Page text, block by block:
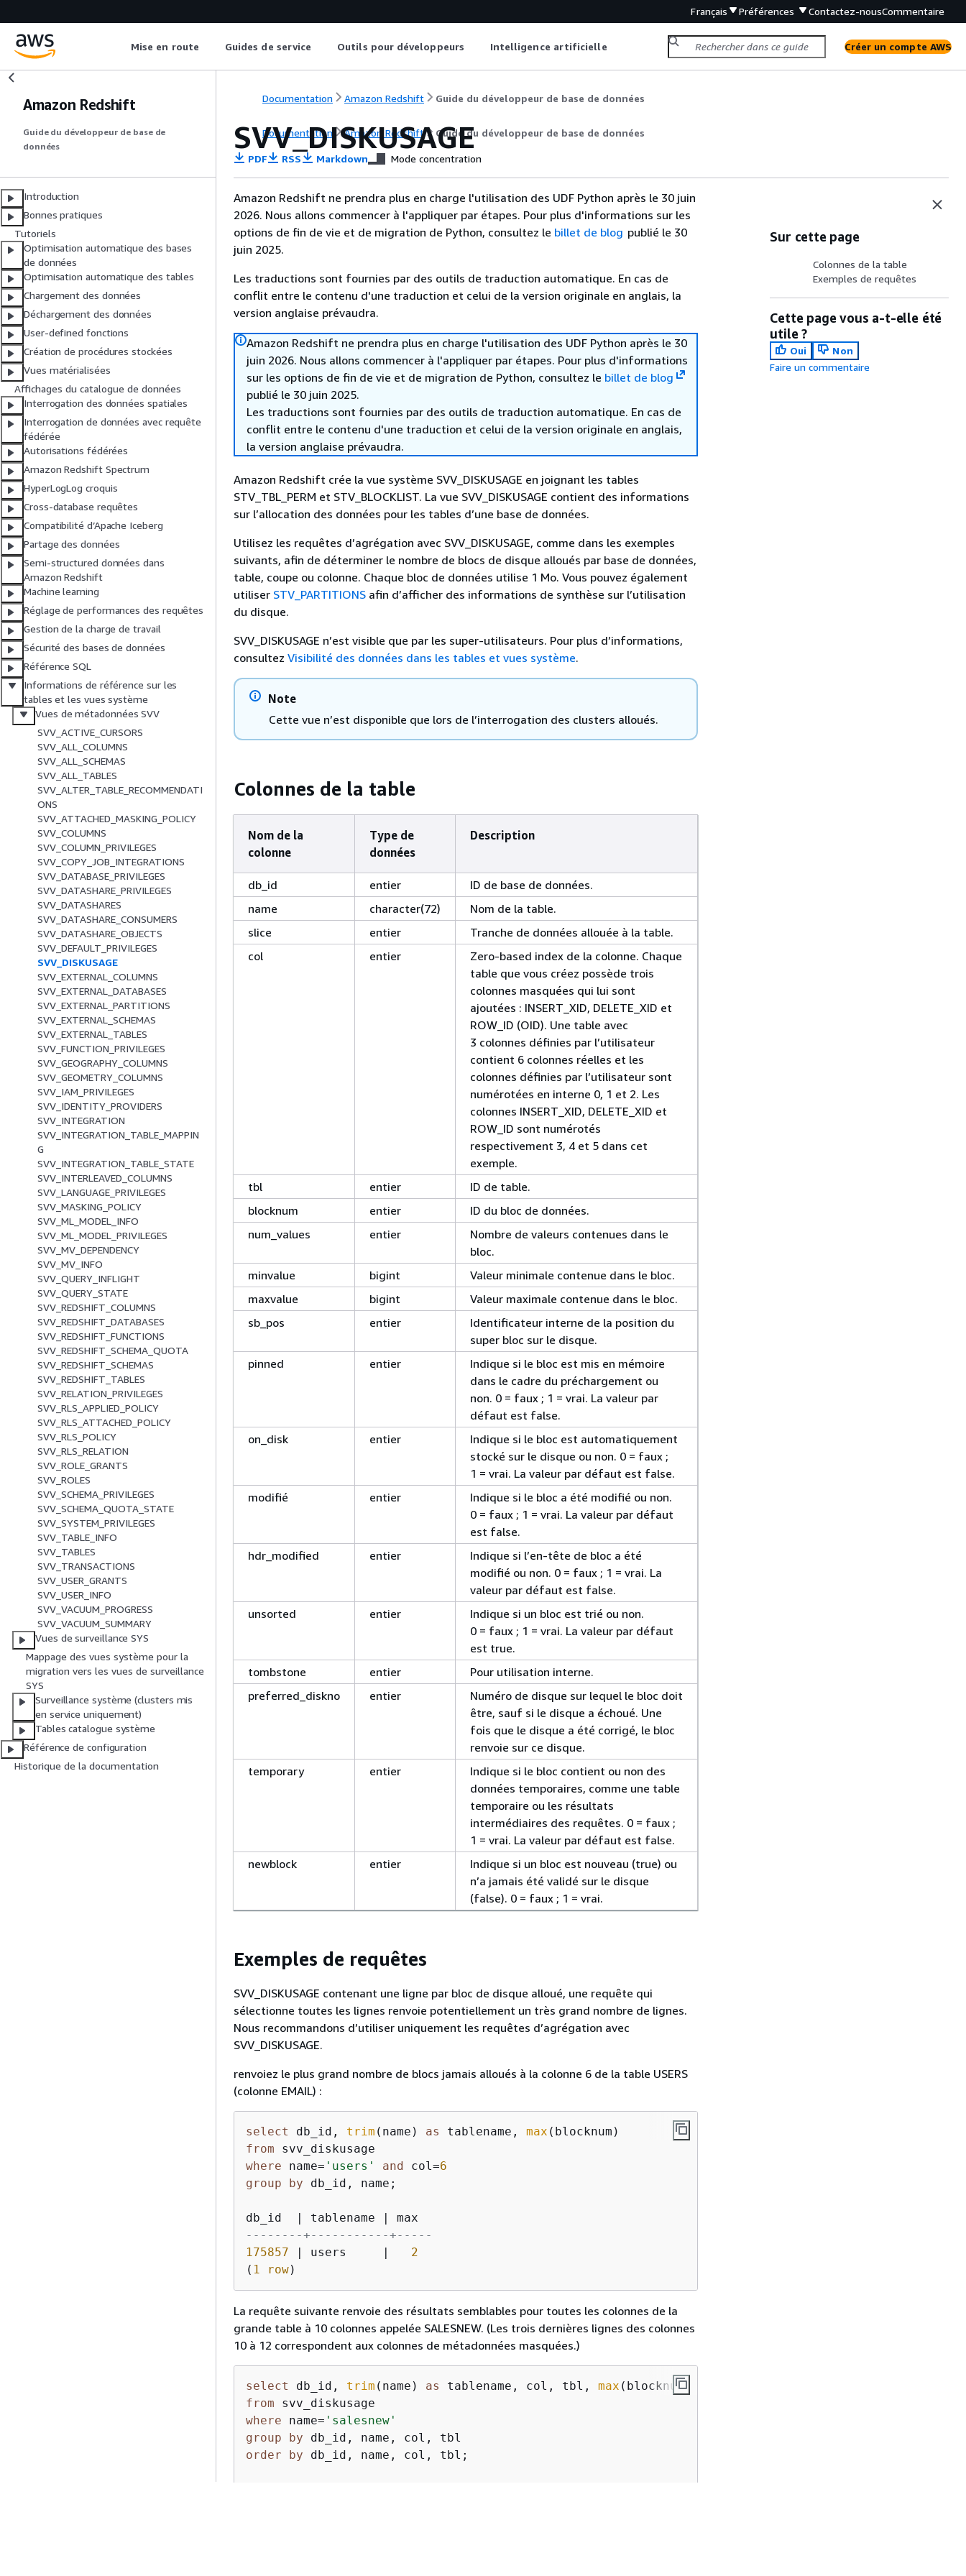
Français Préférences Contactez-nousCommentaire
Mise en route Guides de service Outils pour développeurs Intelligence artificielle Créer un compte AWS
Amazon Redshift
Guide du développeur de base de
données
Introduction
Bonnes pratiques
Tutoriels
Optimisation automatique des bases
de données
Optimisation automatique des tables
Chargement des données
Déchargement des données
User-defined fonctions
Création de procédures stockées
Vues matérialisées
Affichages du catalogue de données
Interrogation des données spatiales
Interrogation de données avec requête
fédérée
Autorisations fédérées
Amazon Redshift Spectrum
HyperLogLog croquis
Cross-database requêtes
Compatibilité d’Apache Iceberg
Partage des données
Semi-structured données dans
Amazon Redshift
Machine learning
Réglage de performances des requêtes
Gestion de la charge de travail
Sécurité des bases de données
Référence SQL
Informations de référence sur les
tables et les vues système
Vues de métadonnées SVV
SVV_ACTIVE_CURSORS
SVV_ALL_COLUMNS
SVV_ALL_SCHEMAS
SVV_ALL_TABLES
SVV_ALTER_TABLE_RECOMMENDATI
ONS
SVV_ATTACHED_MASKING_POLICY
SVV_COLUMNS
SVV_COLUMN_PRIVILEGES
SVV_COPY_JOB_INTEGRATIONS
SVV_DATABASE_PRIVILEGES
SVV_DATASHARE_PRIVILEGES
SVV_DATASHARES
SVV_DATASHARE_CONSUMERS
SVV_DATASHARE_OBJECTS
SVV_DEFAULT_PRIVILEGES
SVV_DISKUSAGE
SVV_EXTERNAL_COLUMNS
SVV_EXTERNAL_DATABASES
SVV_EXTERNAL_PARTITIONS
SVV_EXTERNAL_SCHEMAS
SVV_EXTERNAL_TABLES
SVV_FUNCTION_PRIVILEGES
SVV_GEOGRAPHY_COLUMNS
SVV_GEOMETRY_COLUMNS
SVV_IAM_PRIVILEGES
SVV_IDENTITY_PROVIDERS
SVV_INTEGRATION
SVV_INTEGRATION_TABLE_MAPPIN
G
SVV_INTEGRATION_TABLE_STATE
SVV_INTERLEAVED_COLUMNS
SVV_LANGUAGE_PRIVILEGES
SVV_MASKING_POLICY
SVV_ML_MODEL_INFO
SVV_ML_MODEL_PRIVILEGES
SVV_MV_DEPENDENCY
SVV_MV_INFO
SVV_QUERY_INFLIGHT
SVV_QUERY_STATE
SVV_REDSHIFT_COLUMNS
SVV_REDSHIFT_DATABASES
SVV_REDSHIFT_FUNCTIONS
SVV_REDSHIFT_SCHEMA_QUOTA
SVV_REDSHIFT_SCHEMAS
SVV_REDSHIFT_TABLES
SVV_RELATION_PRIVILEGES
SVV_RLS_APPLIED_POLICY
SVV_RLS_ATTACHED_POLICY
SVV_RLS_POLICY
SVV_RLS_RELATION
SVV_ROLE_GRANTS
SVV_ROLES
SVV_SCHEMA_PRIVILEGES
SVV_SCHEMA_QUOTA_STATE
SVV_SYSTEM_PRIVILEGES
SVV_TABLE_INFO
SVV_TABLES
SVV_TRANSACTIONS
SVV_USER_GRANTS
SVV_USER_INFO
SVV_VACUUM_PROGRESS
SVV_VACUUM_SUMMARY
Vues de surveillance SYS
Mappage des vues système pour la
migration vers les vues de surveillance
SYS
Surveillance système (clusters mis
en service uniquement)
Tables catalogue système
Référence de configuration
Historique de la documentation
Documentation Amazon Redshift Guide du développeur de base de données
Documentation Amazon Redshift Guide du développeur de base de données
SVV_DISKUSAGE
PDF RSS Markdown Mode concentration
Amazon Redshift ne prendra plus en charge l'utilisation des UDF Python après le 30 juin
2026. Nous allons commencer à l'appliquer par étapes. Pour plus d'informations sur les
options de fin de vie et de migration de Python, consultez le billet de blog publié le 30
juin 2025.
Les traductions sont fournies par des outils de traduction automatique. En cas de
conflit entre le contenu d'une traduction et celui de la version originale en anglais, la
version anglaise prévaudra.
Amazon Redshift ne prendra plus en charge l'utilisation des UDF Python après le 30
juin 2026. Nous allons commencer à l'appliquer par étapes. Pour plus d'informations
sur les options de fin de vie et de migration de Python, consultez le billet de blog
publié le 30 juin 2025.
Les traductions sont fournies par des outils de traduction automatique. En cas de
conflit entre le contenu d'une traduction et celui de la version originale en anglais,
la version anglaise prévaudra.
Amazon Redshift crée la vue système SVV_DISKUSAGE en joignant les tables
STV_TBL_PERM et STV_BLOCKLIST. La vue SVV_DISKUSAGE contient des informations
sur l’allocation des données pour les tables d’une base de données.
Utilisez les requêtes d’agrégation avec SVV_DISKUSAGE, comme dans les exemples
suivants, afin de déterminer le nombre de blocs de disque alloués par base de données,
table, coupe ou colonne. Chaque bloc de données utilise 1 Mo. Vous pouvez également
utiliser STV_PARTITIONS afin d’afficher des informations de synthèse sur l’utilisation
du disque.
SVV_DISKUSAGE n’est visible que par les super-utilisateurs. Pour plus d’informations,
consultez Visibilité des données dans les tables et vues système.
Note
Cette vue n’est disponible que lors de l’interrogation des clusters alloués.
Colonnes de la table
Nom de la
colonne
Type de
données
Description
db_id entier
ID de base de données.
name
character(72)
Nom de la table.
slice
entier
Tranche de données allouée à la table.
col
entier
Zero-based index de la colonne. Chaque
table que vous créez possède trois
colonnes masquées qui lui sont
ajoutées : INSERT_XID, DELETE_XID et
ROW_ID (OID). Une table avec
3 colonnes définies par l’utilisateur
contient 6 colonnes réelles et les
colonnes définies par l’utilisateur sont
numérotées en interne 0, 1 et 2. Les
colonnes INSERT_XID, DELETE_XID et
ROW_ID sont numérotés
respectivement 3, 4 et 5 dans cet
exemple.
tbl
entier
ID de table.
blocknum
entier
ID du bloc de données.
num_values
entier
Nombre de valeurs contenues dans le
bloc.
minvalue
bigint
Valeur minimale contenue dans le bloc.
maxvalue
bigint
Valeur maximale contenue dans le bloc.
sb_pos
entier
Identificateur interne de la position du
super bloc sur le disque.
pinned
entier
Indique si le bloc est mis en mémoire
dans le cadre du préchargement ou
non. 0 = faux ; 1 = vrai. La valeur par
défaut est false.
on_disk
entier
Indique si le bloc est automatiquement
stocké sur le disque ou non. 0 = faux ;
1 = vrai. La valeur par défaut est false.
modifié
entier
Indique si le bloc a été modifié ou non.
0 = faux ; 1 = vrai. La valeur par défaut
est false.
hdr_modified
entier
Indique si l’en-tête de bloc a été
modifié ou non. 0 = faux ; 1 = vrai. La
valeur par défaut est false.
unsorted
entier
Indique si un bloc est trié ou non.
0 = faux ; 1 = vrai. La valeur par défaut
est true.
tombstone
entier
Pour utilisation interne.
preferred_diskno
entier
Numéro de disque sur lequel le bloc doit
être, sauf si le disque a échoué. Une
fois que le disque a été corrigé, le bloc
renvoie sur ce disque.
temporary
entier
Indique si le bloc contient ou non des
données temporaires, comme une table
temporaire ou les résultats
intermédiaires des requêtes. 0 = faux ;
1 = vrai. La valeur par défaut est false.
newblock
entier
Indique si un bloc est nouveau (true) ou
n’a jamais été validé sur le disque
(false). 0 = faux ; 1 = vrai.
Exemples de requêtes
SVV_DISKUSAGE contenant une ligne par bloc de disque alloué, une requête qui
sélectionne toutes les lignes renvoie potentiellement un très grand nombre de lignes.
Nous recommandons d’utiliser uniquement les requêtes d’agrégation avec
SVV_DISKUSAGE.
renvoiez le plus grand nombre de blocs jamais alloués à la colonne 6 de la table USERS
(colonne EMAIL) :
select db_id, trim (name) as tablename, max
from
where name= 'users' and col =6
group
by db_id, name;
db_id | tablename |
--------+-----------+-----
175857
| users |
2
( 1 row)
La requête suivante renvoie des résultats semblables pour toutes les colonnes de la
grande table à 10 colonnes appelée SALESNEW. (Les trois dernières lignes des colonnes
10 à 12 correspondent aux colonnes de métadonnées masquées.)
select db_id, trim (name) as tablename, col, tbl, max
from
where name= 'salesnew'
group
by
order
by db_id, name, col, tbl;
Sur cette page
Colonnes de la table
Exemples de requêtes
Cette page vous a-t-elle été
utile ?
Oui
Non
Faire un commentaire